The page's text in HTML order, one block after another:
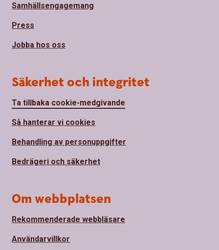
Samhällsengagemang
Press
Jobba hos oss
Säkerhet och integritet
Ta tillbaka cookie-medgivande
Så hanterar vi cookies
Behandling av personuppgifter
Bedrägeri och säkerhet
Om webbplatsen
Rekommenderade webbläsare
Användarvillkor